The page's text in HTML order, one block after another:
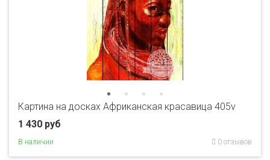
Картина на досках Африканская красавица 405v
1 430 руб
В наличии 0 отзывов